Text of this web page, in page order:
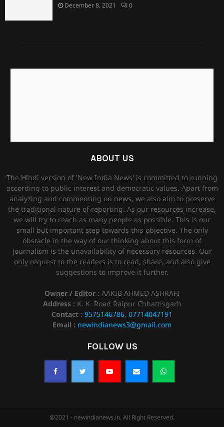
December 8, 2021 0
ABOUT US
The Hindi version of 'New India News' is committed to running
according to public interest and democratic values. Apart from
analyzing and commenting on news, we also aim to preserve
the traditional nature of reporting. As our resources increase,
we will try to reach as many people as possible. This is our
small but important step towards this objective. The only
obstacle in the way of our thinking about this form of
journalism is the unavailability of necessary resources. Our
only request to the readers is to read, share, and also give
suggestions to improve it further.
Owner / Editor : AAKIB AHMED ASHRAFI
Address : K. K. Road Raipur Chhattisgarh
Contact : 9575146786, 07714047191
Email : newindianews3@gmail.com
FOLLOW US
@2021 - newindianews.in. All Right Reserved.